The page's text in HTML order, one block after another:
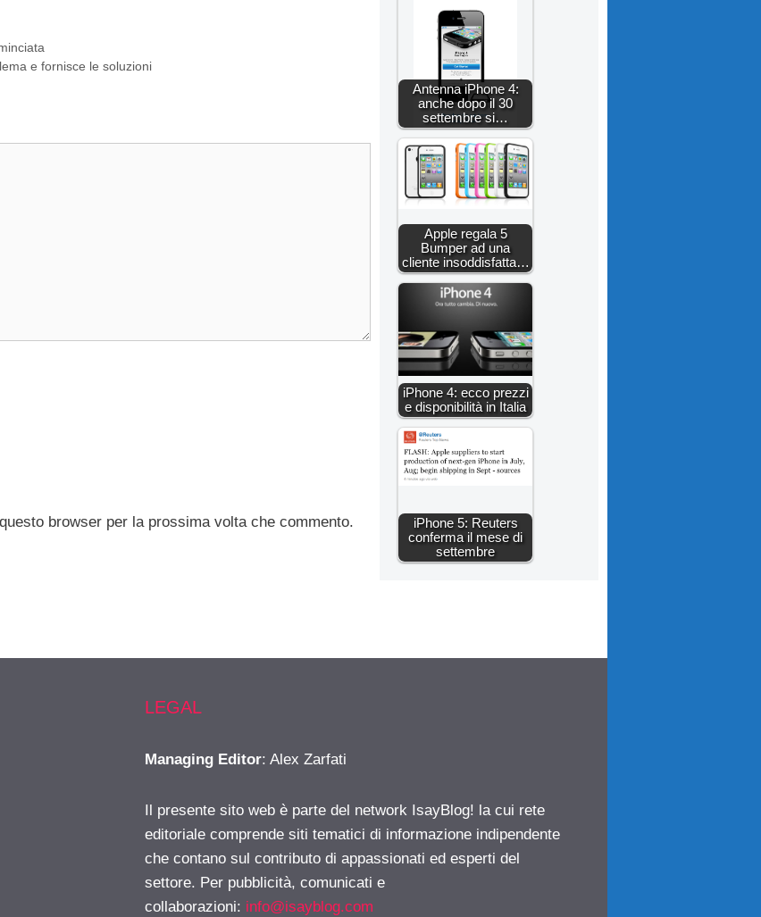
e fornisce le soluzioni
browser per la prossima volta che commento.
Antenna iPhone 4:
anche dopo il 30
settembre si…
Apple regala 5
Bumper ad una
cliente insoddisfatta…
iPhone 4: ecco prezzi
e disponibilità in Italia
iPhone 5: Reuters
conferma il mese di
settembre
LEGAL
Managing Editor: Alex Zarfati
Il presente sito web è parte del network IsayBlog! la cui rete
editoriale comprende siti tematici di informazione indipendente
che contano sul contributo di appassionati ed esperti del
settore. Per pubblicità, comunicati e
collaborazioni: info@isayblog.com